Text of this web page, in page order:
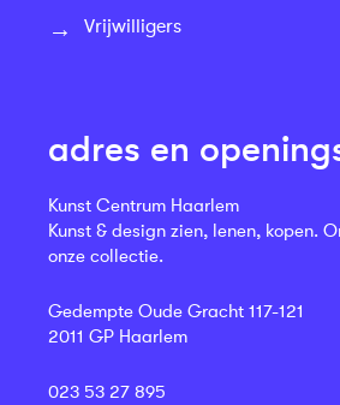
Vrijwilligers
adres en
Kunst Centrum Haarlem
Kunst & design zien, lenen, kopen.
onze collectie.
Gedempte Oude Gracht 117-121
2011 GP Haarlem
023 53 27 895